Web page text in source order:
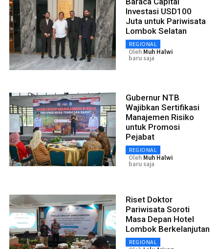
Investasi USD100
Juta untuk Pariwisata
Lombok Selatan
REGIONAL
Oleh Muh Halwi
baru saja
Gubernur NTB
Wajibkan Sertifikasi
Manajemen Risiko
untuk Promosi
Pejabat
REGIONAL
Oleh Muh Halwi
baru saja
Riset Doktor
Pariwisata Soroti
Masa Depan Hotel
Lombok Berkelanjutan
REGIONAL